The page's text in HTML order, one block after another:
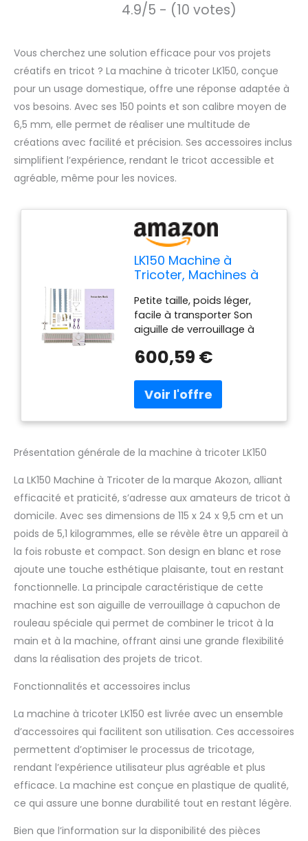
4.9/5 - (10 votes)
Vous cherchez une solution efficace pour vos projets
créatifs en tricot ? La machine à tricoter LK150, conçue
pour un usage domestique, offre une réponse adaptée à
vos besoins. Avec ses 150 points et son calibre moyen de
6,5 mm, elle permet de réaliser une multitude de
créations avec facilité et précision. Ses accessoires inclus
simplifient l’expérience, rendant le tricot accessible et
agréable, même pour les novices.
LK150 Machine à
Tricoter, Machines à
en Plastique pour
Adultes Machine
électrique avec
Accessoires LK150 6,5
Mm Calibre Moyen 150
Points
Petite taille, poids léger,
facile à transporter Son
aiguille de verrouillage à
spécialement conçue
doux et silencieux Sa
simplicité de conception et
à tricoter dès le départ La
machine à tricoter de
calibre moyen de 6,5 mm
convient à la plupart des
fils à tricoter à la main La
combinaison du tricot à la
main et du tricot à la
machine améliore
considérablement
l'efficacité du tricot
600,59 €
Présentation générale de la machine à tricoter LK150
La LK150 Machine à Tricoter de la marque Akozon, alliant
efficacité et praticité, s’adresse aux amateurs de tricot à
domicile. Avec ses dimensions de 115 x 24 x 9,5 cm et un
poids de 5,1 kilogrammes, elle se révèle être un appareil à
la fois robuste et compact. Son design en blanc et rose
ajoute une touche esthétique plaisante, tout en restant
fonctionnelle. La principale caractéristique de cette
machine est son aiguille de verrouillage à capuchon de
rouleau spéciale qui permet de combiner le tricot à la
main et à la machine, offrant ainsi une grande flexibilité
dans la réalisation des projets de tricot.
Fonctionnalités et accessoires inclus
La machine à tricoter LK150 est livrée avec un ensemble
d’accessoires qui facilitent son utilisation. Ces accessoires
permettent d’optimiser le processus de tricotage,
rendant l’expérience utilisateur plus agréable et plus
efficace. La machine est conçue en plastique de qualité,
ce qui assure une bonne durabilité tout en restant légère.
Bien que l’information sur la disponibilité des pièces